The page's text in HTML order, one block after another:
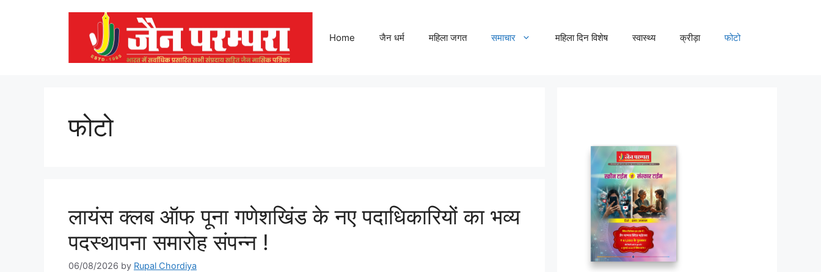
Home जैन धर्म महिला जगत समाचार महिला दिन विशेष स्वास्थ्य क्रीड़ा फोटो
फोटो
लायंस क्लब ऑफ पूना गणेशखिंड के नए पदाधिकारियों का भव्य
पदस्थापना समारोह संपन्न !
06/08/2026 by Rupal Chordiya